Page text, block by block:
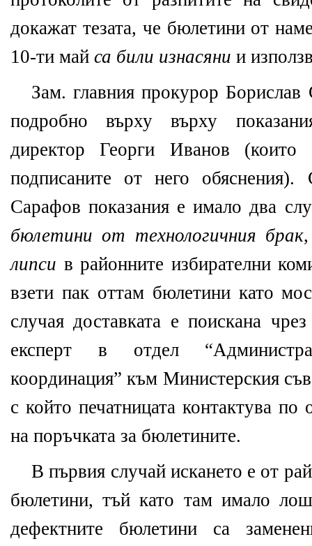
докажат тезата, че бюлетини от
10-ти май са били изнасяни и
Зам. главния прокурор
подробно върху върху
директор Георги Иванов
подписаните от него обяснения).
Сарафов показания е имало два
бюлетини от технологичния брак
липси в районните избирателни
взети пак оттам бюлетини като
случая доставката е поискана
експерт в отдел
координация” към Министерския
с който печатницата контактува по
на поръчката за бюлетините.
В първия случай искането е от
бюлетини, тъй като там имало
дефектните бюлетини са